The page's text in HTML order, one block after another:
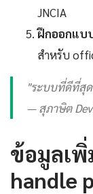
JNCIA
ฝึกออกแบ
สำหรับ
"ระบบที่ดีที่สุ
— สุภาษิต
ข้อมูลเพิ่
handle